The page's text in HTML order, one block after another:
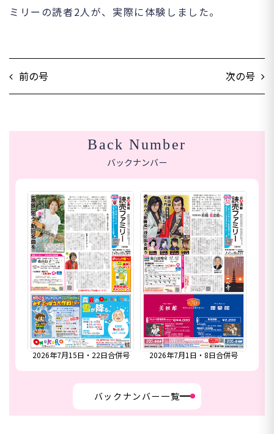
ミリーの読者2人が、実際に体験しました。
前の号 次の号
Back Number
バックナンバー
日・22日合併号 2026年7月1日・8日合併号 2026年6月24日号
バックナンバー一覧